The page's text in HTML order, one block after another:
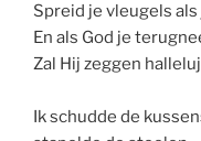
Spreid je vleugels
En als God je
Zal Hij zeggen
Ik schudde de